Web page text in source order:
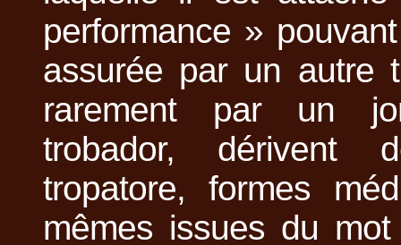
performance »
assurée par un autre
rarement par un
trobador, dérivent
tropatore, formes
mêmes issues du